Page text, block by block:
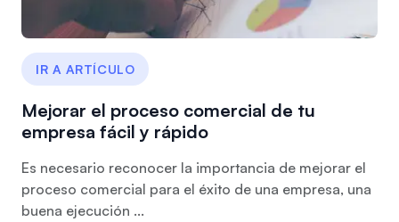
IR A ARTÍCULO
Mejorar el proceso comercial de tu
empresa fácil y rápido
Es necesario reconocer la importancia de mejorar el
proceso comercial para el éxito de una empresa, una
buena ejecución ...